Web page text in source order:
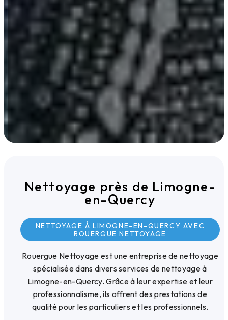
Nettoyage près de Limogne-
en-Quercy
NETTOYAGE À LIMOGNE-EN-QUERCY AVEC
ROUERGUE NETTOYAGE
Rouergue Nettoyage est une entreprise de nettoyage
spécialisée dans divers services de nettoyage à
Limogne-en-Quercy. Grâce à leur expertise et leur
professionnalisme, ils offrent des prestations de
qualité pour les particuliers et les professionnels.